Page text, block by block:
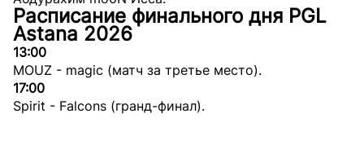
Расписание финального дня PGL
Astana 2026
13:00
MOUZ - magic (матч за третье место).
17:00
Spirit - Falcons (гранд-финал).